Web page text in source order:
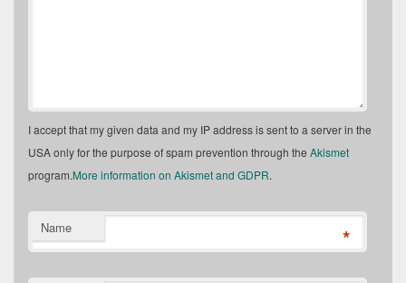
I accept that my given data and my IP address is sent to a server in the
USA only for the purpose of spam prevention through the Akismet
program.More information on Akismet and GDPR.
Name *